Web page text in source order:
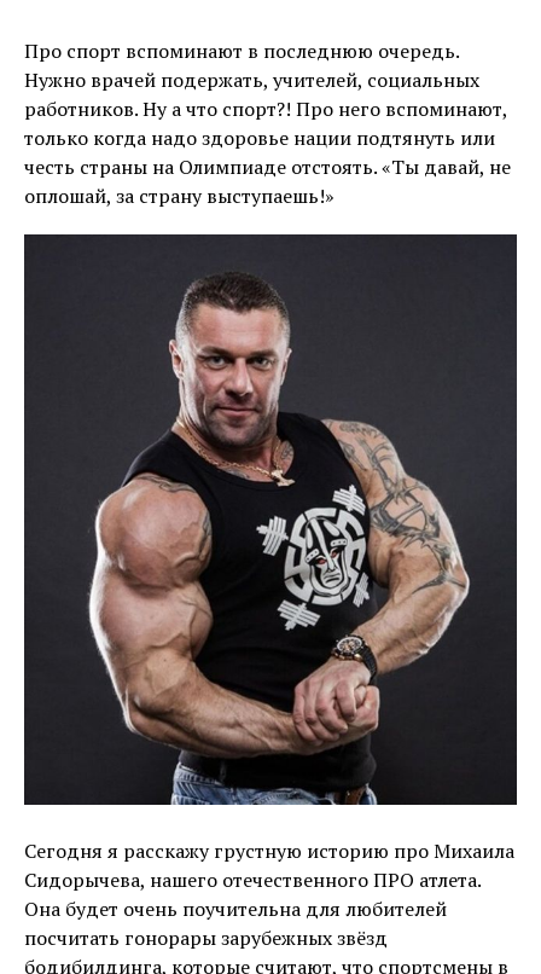
Про спорт вспоминают в последнюю очередь.
Нужно врачей подержать, учителей, социальных
работников. Ну а что спорт?! Про него вспоминают,
только когда надо здоровье нации подтянуть или
честь страны на Олимпиаде отстоять. «Ты давай, не
оплошай, за страну выступаешь!»
Сегодня я расскажу грустную историю про Михаила
Сидорычева, нашего отечественного ПРО атлета.
Она будет очень поучительна для любителей
посчитать гонорары зарубежных звёзд
бодибилдинга, которые считают, что спортсмены в